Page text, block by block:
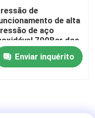
de
de alta
de aço
700Bar dos
de válvula
de regulador de
Enviar inquérito